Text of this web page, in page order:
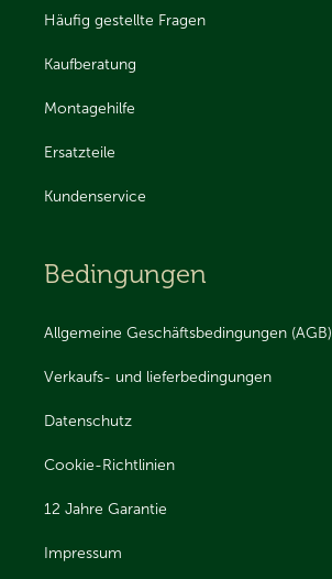
Häufig gestellte Fragen
Kaufberatung
Montagehilfe
Ersatzteile
Kundenservice
Bedingungen
Allgemeine Geschäftsbedingungen (AGB)
Verkaufs- und lieferbedingungen
Datenschutz
Cookie-Richtlinien
12 Jahre Garantie
Impressum